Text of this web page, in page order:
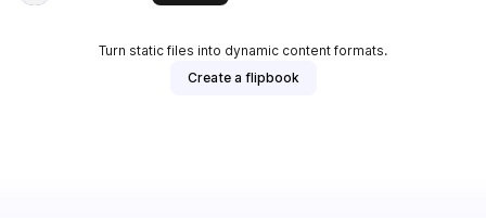
Turn static files into dynamic content formats.
Create a flipbook